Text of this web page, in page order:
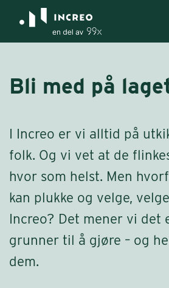
Bli med på
I Increo er vi alltid på
folk. Og vi vet at de
hvor som helst. Men
kan plukke og velge,
Increo? Det mener vi det
grunner til å gjøre – og
dem.